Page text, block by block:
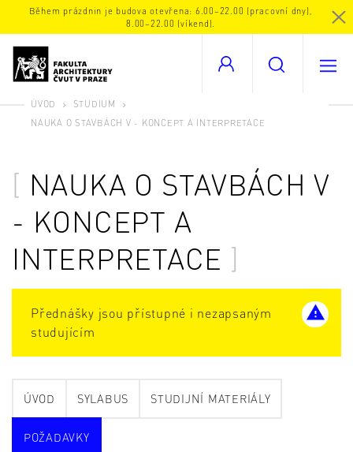
Během prázdnin je budova otevřena: 6.00–22.00 (pracovní dny),
8.00–22.00 (víkend).
ÚVOD
STUDIUM
NAUKA O STAVBÁCH V - KONCEPT A INTERPRETACE
NAUKA O STAVBÁCH V
- KONCEPT A
INTERPRETACE
Přednášky jsou přístupné i nezapsaným
studujícím
ÚVOD SYLABUS STUDIJNÍ MATERIÁLY
POŽADAVKY